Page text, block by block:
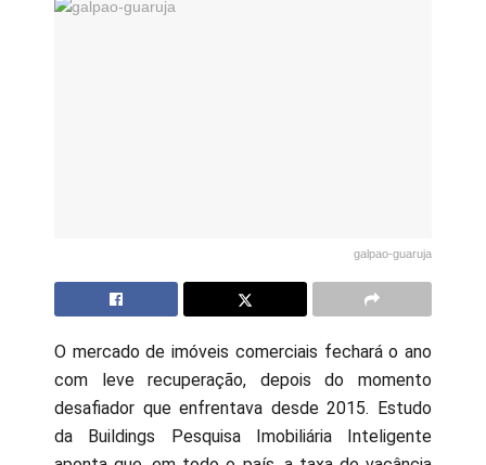
galpao-guaruja
O mercado de imóveis comerciais fechará o ano
com leve recuperação, depois do momento
desafiador que enfrentava desde 2015. Estudo
da Buildings Pesquisa Imobiliária Inteligente